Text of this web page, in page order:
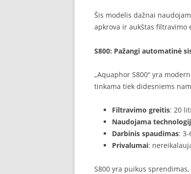
Šis modelis dažnai
apkrova ir aukštas filtravimo
S800: Pažangi automatinė
„Aquaphor S800“ yra
tinkama tiek didesniems
Filtravimo greitis: 20
Naudojama
Darbinis spaudimas:
Privalumai:
S800 yra puikus